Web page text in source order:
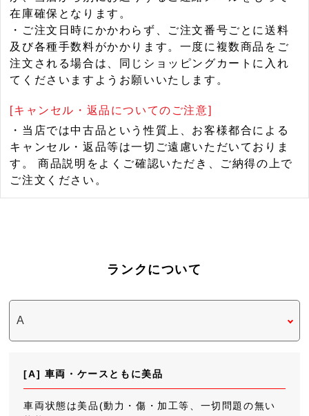
在庫確保となります。
・ご注文日時にかかわらず、ご注文番号ごとに送料
及び各種手数料がかかります。一度に複数商品をご
注文される場合は、同じショッピングカートに入れ
てくださいますようお願いいたします。
[キャンセル・返品についてのご注意]
・当店では中古品という性質上、お客様都合による
キャンセル・返品等は一切ご遠慮いただいておりま
す。 商品説明をよくご確認いただき、ご納得の上で
ご注文ください。
ランクについて
[A] 車両・ケースともに美品
車両状態は美品(動力・傷・加工等、一切問題の無い